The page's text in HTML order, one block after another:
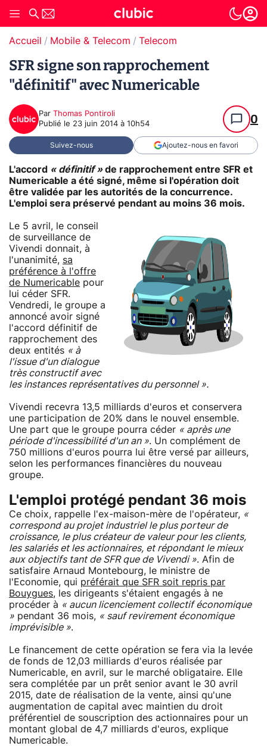
Accueil Mobile & Telecom Telecom
SFR signe son rapprochement
"définitif" avec Numericable
Par Thomas Pontiroli
Publié le 23 juin 2014 à 10h54 0
Suivez-nous Ajoutez-nous en favori
L'accord « définitif »de rapprochement entre SFR et
Numericable a été signé, même si l'opération doit
être validée par les autorités de la concurrence.
L'emploi sera préservé pendant au moins 36 mois.
Le 5 avril, le conseil
de surveillance de
Vivendi donnait, à
l'unanimité, sa
préférence à l'offre
de Numericable pour
lui céder SFR.
Vendredi, le groupe a
annoncé avoir signé
l'accord définitif de
rapprochement des
deux entités « à
l'issue d'un dialogue
très constructif avec
les instances représentatives du personnel ».
Vivendi recevra 13,5 milliards d'euros et conservera
une participation de 20% dans le nouvel ensemble.
Une part que le groupe pourra céder « après une
période d'incessibilité d'un an ». Un complément de
750 millions d'euros pourra lui être versé par ailleurs,
selon les performances financières du nouveau
groupe.
L'emploi protégé pendant 36 mois
Ce choix, rappelle l'ex-maison-mère de l'opérateur, «
correspond au projet industriel le plus porteur de
croissance, le plus créateur de valeur pour les clients,
les salariés et les actionnaires, et répondant le mieux
aux objectifs tant de SFR que de Vivendi ». Afin de
satisfaire Arnaud Montebourg, le ministre de
l'Economie, qui préférait que SFR soit repris par
Bouygues, les dirigeants s'étaient engagés à ne
procéder à « aucun licenciement collectif économique
» pendant 36 mois, « sauf revirement économique
imprévisible ».
Le financement de cette opération se fera via la levée
de fonds de 12,03 milliards d'euros réalisée par
Numericable, en avril, sur le marché obligataire. Elle
sera complétée par un prêt senior avant le 30 avril
2015, date de réalisation de la vente, ainsi qu'une
augmentation de capital avec maintien du droit
préférentiel de souscription des actionnaires pour un
montant global de 4,7 milliards d'euros, explique
Numericable.